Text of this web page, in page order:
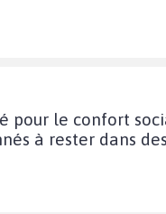
pour le confort
à rester dans